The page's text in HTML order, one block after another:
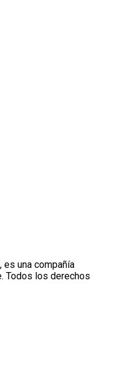
es una compañía
Todos los derechos